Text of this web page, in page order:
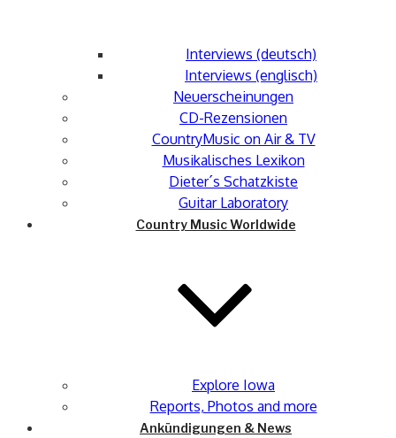
Interviews (deutsch)
Interviews (englisch)
Neuerscheinungen
CD-Rezensionen
CountryMusic on Air & TV
Musikalisches Lexikon
Dieter´s Schatzkiste
Guitar Laboratory
Country Music Worldwide
Explore Iowa
Reports, Photos and more
Ankündigungen & News